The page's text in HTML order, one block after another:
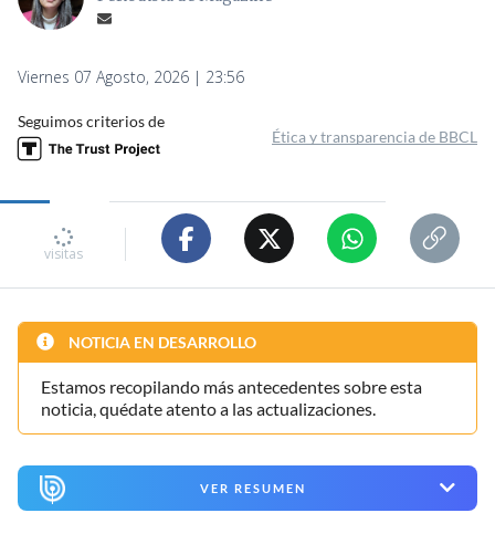
Viernes 07 Agosto, 2026 | 23:56
Seguimos criterios de
Ética y transparencia de BBCL
visitas
NOTICIA EN DESARROLLO
Estamos recopilando más antecedentes sobre esta
noticia, quédate atento a las actualizaciones.
VER RESUMEN